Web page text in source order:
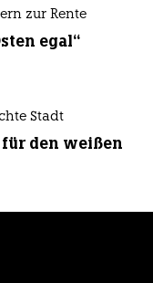
zur Rente
egal“
Stadt
für den weißen